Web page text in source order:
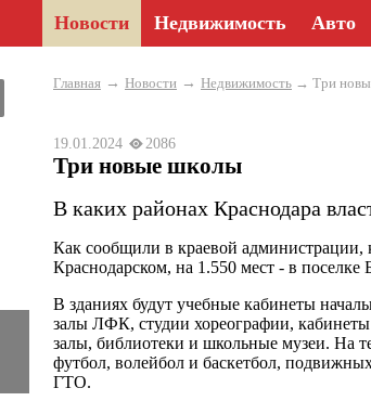
Новости Недвижимость Авто
Главная → Новости → Недвижимость → Три
19.01.2024 2086
Три новые школы
В каких районах Краснодара
Как сообщили в краевой администрации,
Краснодарском, на 1.550 мест - в
В зданиях будут учебные кабинеты
залы ЛФК, студии хореографии, кабинеты
залы, библиотеки и школьные музеи. На
футбол, волейбол и баскетбол,
ГТО.